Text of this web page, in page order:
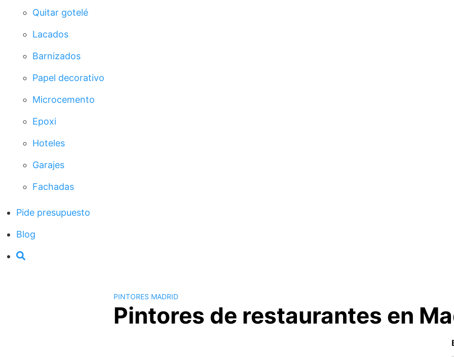
Quitar gotelé
Lacados
Barnizados
Papel decorativo
Microcemento
Epoxi
Hoteles
Garajes
Fachadas
Pide presupuesto
Blog
PINTORES MADRID
Pintores de restaurantes en